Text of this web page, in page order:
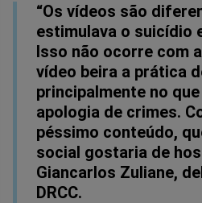
“Os vídeos são
estimulava o suicídio
Isso não ocorre com
vídeo beira a prática
principalmente no
apologia de crimes.
péssimo conteúdo,
social gostaria de
Giancarlos Zuliane,
DRCC.